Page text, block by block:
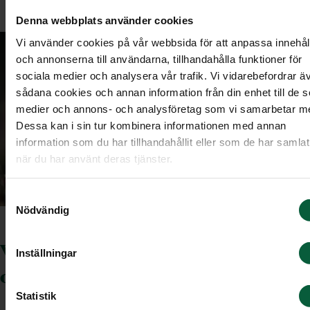
Denna webbplats använder cookies
Vi använder cookies på vår webbsida för att anpassa
och annonserna till användarna, tillhandahålla funktioner för
sociala medier och analysera vår trafik. Vi vidarebefordrar
sådana cookies och annan information från din enhet till de
medier och annons- och analysföretag som vi samarbetar
Dessa kan i sin tur kombinera informationen med annan
information som du har tillhandahållit eller som de har
när du har använt deras tjänster.
Nödvändig
Inställningar
Statistik
Vill du beställa en begravning av
oss?